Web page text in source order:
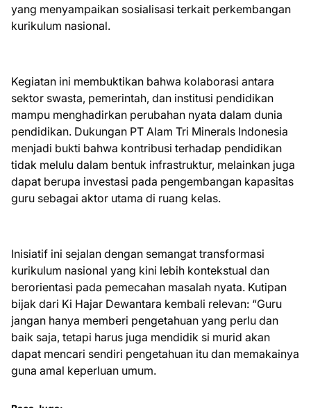
yang menyampaikan sosialisasi terkait perkembangan
kurikulum nasional.
Kegiatan ini membuktikan bahwa kolaborasi antara
sektor swasta, pemerintah, dan institusi pendidikan
mampu menghadirkan perubahan nyata dalam dunia
pendidikan. Dukungan PT Alam Tri Minerals Indonesia
menjadi bukti bahwa kontribusi terhadap pendidikan
tidak melulu dalam bentuk infrastruktur, melainkan juga
dapat berupa investasi pada pengembangan kapasitas
guru sebagai aktor utama di ruang kelas.
Inisiatif ini sejalan dengan semangat transformasi
kurikulum nasional yang kini lebih kontekstual dan
berorientasi pada pemecahan masalah nyata. Kutipan
bijak dari Ki Hajar Dewantara kembali relevan: “Guru
jangan hanya memberi pengetahuan yang perlu dan
baik saja, tetapi harus juga mendidik si murid akan
dapat mencari sendiri pengetahuan itu dan memakainya
guna amal keperluan umum.